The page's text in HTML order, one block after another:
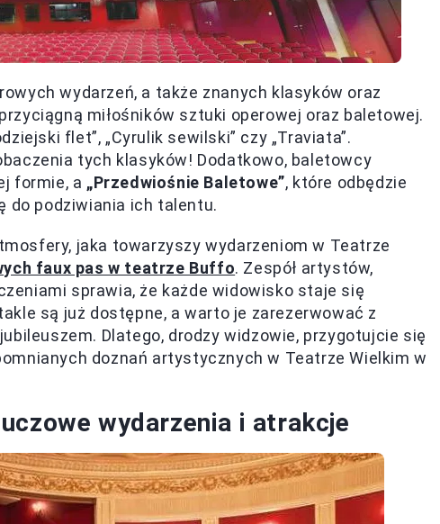
wydarzeń, a także znanych klasyków oraz
miłośników sztuki operowej oraz baletowej.
flet”, „Cyrulik sewilski” czy „Traviata”.
tych klasyków! Dodatkowo, baletowcy
formie, a „Przedwiośnie Baletowe”, które odbędzie
do podziwiania ich talentu.
jaka towarzyszy wydarzeniom w Teatrze
faux pas w teatrze Buffo. Zespół artystów,
sprawia, że każde widowisko staje się
są już dostępne, a warto je zarezerwować z
Dlatego, drodzy widzowie, przygotujcie się
doznań artystycznych w Teatrze Wielkim w
wydarzenia i atrakcje